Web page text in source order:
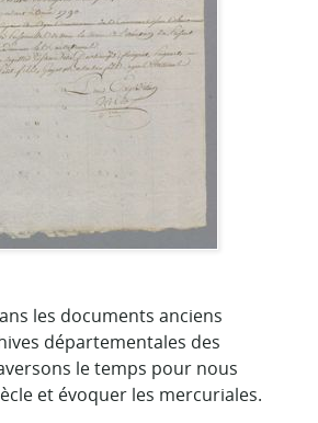
les documents anciens
départementales des
le temps pour nous
et évoquer les mercuriales.